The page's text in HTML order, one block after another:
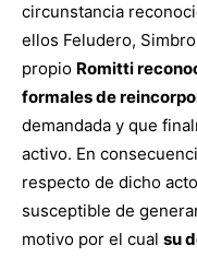
circunstancia
ellos Feludero,
propio Romitti
formales de
demandada y que
activo. En
respecto de dicho
susceptible de
motivo por el cual su